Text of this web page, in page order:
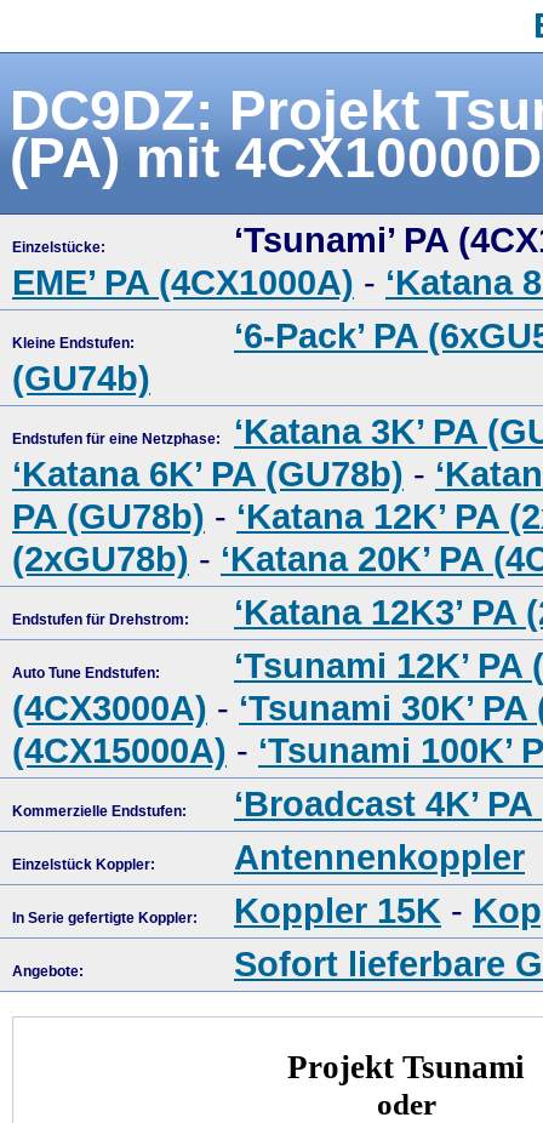
DC9DZ: Projekt
(PA) mit 4CX10000D
Einzelstücke:
‘Tsunami’ PA
EME’ PA (4CX1000A) - ‘Katana
Kleine Endstufen:
‘6-Pack’ PA
(GU74b)
Endstufen für eine Netzphase:
‘Katana 3K’ PA
‘Katana 6K’ PA (GU78b) -
PA (GU78b) - ‘Katana 12K’ PA
(2xGU78b) - ‘Katana 20K’ PA
Endstufen für Drehstrom: ‘Katana 12K3’ PA
Auto Tune Endstufen:
‘Tsunami 12K’ PA
(4CX3000A) - ‘Tsunami 30K’
(4CX15000A) - ‘Tsunami 100K’
Kommerzielle Endstufen: ‘Broadcast 4K’
Einzelstück Koppler: Antennenkoppler
In Serie gefertigte Koppler: Koppler 15K -
Angebote: Sofort lieferbare
Projekt Tsunami
oder